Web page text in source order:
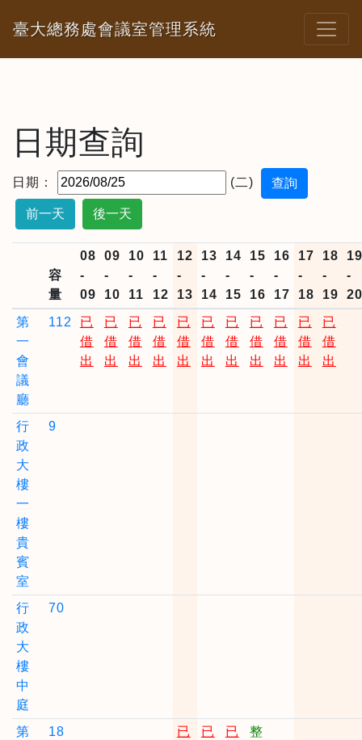
臺大總務處會議室管理系統
日期查詢
日期： (二)
前一天 後一天
容
量
08
-
09
09
-
10
10
-
11
11
-
12
12
-
13
13
-
14
14
-
15
15
-
16
16
-
17
17
-
18
18
-
19
19
-
20
第
一
會
議
廳
112
已
借
出
已
借
出
已
借
出
已
借
出
已
借
出
已
借
出
已
借
出
已
借
出
已
借
出
已
借
出
已
借
出
行
政
大
樓
一
樓
貴
賓
室
9
行
政
大
樓
中
庭
70
第
18
已
已
已
整